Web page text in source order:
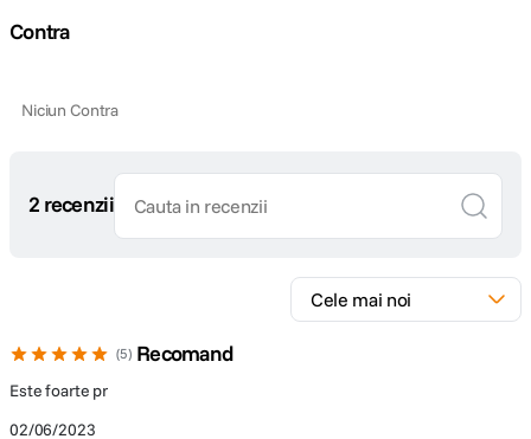
Cod producator
Contra
Niciun Contra
2 recenzii
5 Recomand
02/06/2023
Este foarte pr